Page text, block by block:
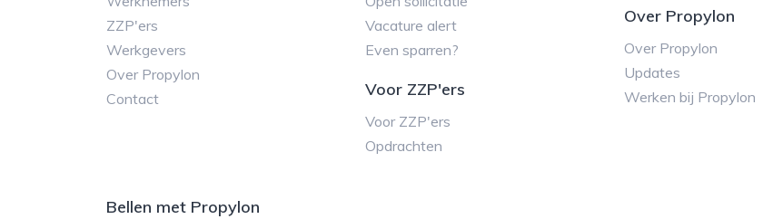
ZZP'ers
Werkgevers
Over Propylon
Contact
Vacature alert
Even sparren?
Voor ZZP'ers
Voor ZZP'ers
Opdrachten
Over Propylon
Over Propylon
Updates
Werken bij Propylon
Bellen met Propylon